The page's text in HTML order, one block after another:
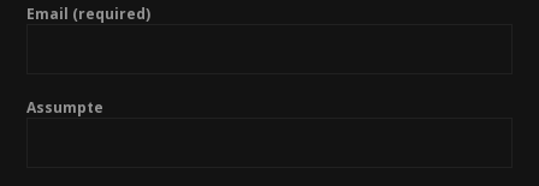
Email (required)
Assumpte